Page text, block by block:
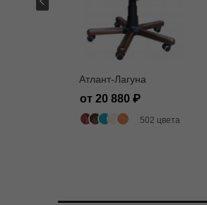
Атлант-Лагуна
от 20 880
502 цвета